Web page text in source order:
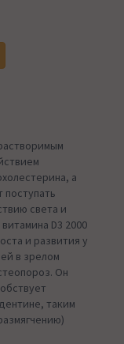
а
света и
D3 2000
и развития у
в зрелом
Он
таким